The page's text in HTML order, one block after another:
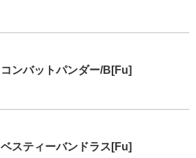
コンバットパンダー/B[Fu]
ベスティーバンドラス[Fu]